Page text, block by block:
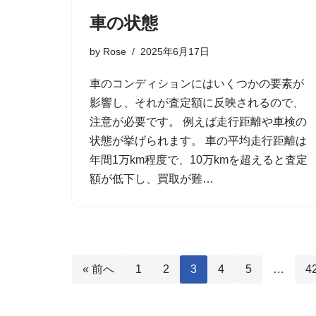
車の状態
by Rose 2025年6月17日
車のコンディションにはいくつかの要素が
影響し、それが査定額に反映されるので、
注意が必要です。 例えば走行距離や車検の
状態が挙げられます。 車の平均走行距離は
年間1万km程度で、10万kmを超えると査定
額が低下し、買取が難…
« 前へ 1 2 3 4 5 …